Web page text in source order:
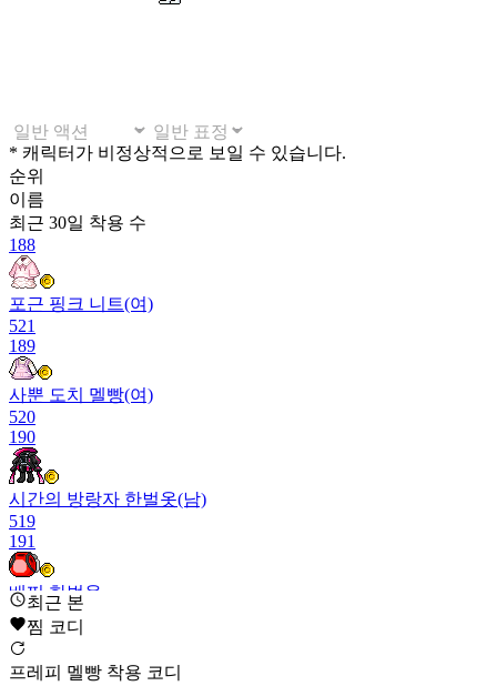
* 캐릭터가 비정상적으로 보일 수 있습니다.
순위
이름
최근 30일 착용 수
188
포근 핑크 니트(여)
521
189
사뿐 도치 멜빵(여)
520
190
시간의 방랑자 한벌옷(남)
519
191
배찌 한벌옷
518
192
포롱 달요정(여)
최근 본
찜 코디
프레피 멜빵 착용 코디